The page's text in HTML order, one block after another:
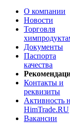
О компании
Новости
Торговля
Документы
Паспорта
качества
Контакты и
реквизиты
Активность
HimTrade.RU
Вакансии